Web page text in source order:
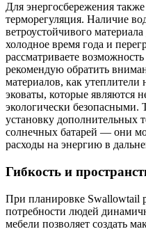
Для энергосбережения
терморегуляция. Наличие
ветроустойчивого
холодное время года и
рассматриваете
рекомендую обратить
материалов, как
эковаты, которые являются
экологически безопасными.
установку дополнительных
солнечных батарей — они
расходы на энергию в
Гибкость и
При планировке Swallowtail
потребности людей
мебели позволяет создать